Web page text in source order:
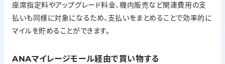
座席指定料やアップグレード料金、機内販売など関連費用の支
払いも同様に対象になるため、支払いをまとめることで効率的に
マイルを貯めることができます。
ANAマイレージモール経由で買い物する